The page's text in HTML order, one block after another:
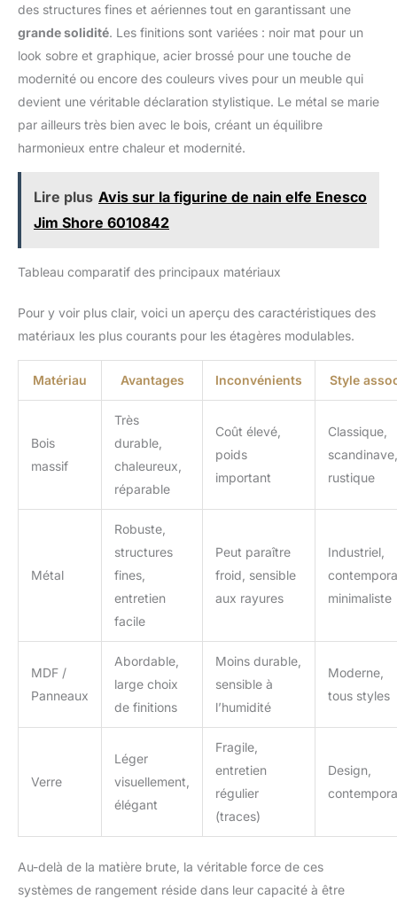
polyvalentes 【FACILE À
avec deux trous pré-percés et
instructions de montage
soignées incluant le matériel
durable nécessaire rendent
facile et sans effort en quelques
ou remboursement complet pour
tout problème ou insatisfaction,
support vendeur 24 heures à
des structures fines et aériennes tout en garantissant une
grande solidité. Les finitions sont variées : noir mat pour un
look sobre et graphique, acier brossé pour une touche de
modernité ou encore des couleurs vives pour un meuble qui
devient une véritable déclaration stylistique. Le métal se marie
par ailleurs très bien avec le bois, créant un équilibre
harmonieux entre chaleur et modernité.
Lire plus Avis sur la figurine de nain elfe Enesco
Jim Shore 6010842
Tableau comparatif des principaux matériaux
Pour y voir plus clair, voici un aperçu des caractéristiques des
matériaux les plus courants pour les étagères modulables.
Matériau Avantages Inconvénients Style
Bois
massif
Très
durable,
chaleureux,
réparable
Coût élevé,
poids
important
Classique,
scandinave,
rustique
Métal
Robuste,
structures
fines,
entretien
facile
Peut paraître
froid, sensible
aux rayures
Industriel,
minimaliste
MDF /
Panneaux
Abordable,
large choix
de finitions
Moins durable,
sensible à
l’humidité
Moderne,
tous styles
Verre
Léger
visuellement,
élégant
Fragile,
entretien
régulier
(traces)
Design,
Au-delà de la matière brute, la véritable force de ces
systèmes de rangement réside dans leur capacité à être